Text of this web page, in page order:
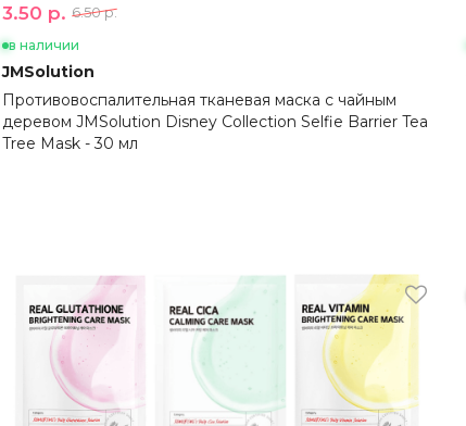
3.50 р. 6.50 р.
в наличии
JMSolution
Противовоспалительная тканевая маска с чайным
деревом JMSolution Disney Collection Selfie Barrier Tea
Tree Mask - 30 мл